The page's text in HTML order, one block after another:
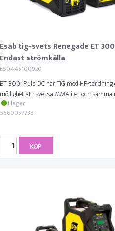
Esab tig-svets Renegade ET
Endast strömkälla
ES0445100920
ET 300i Puls DC har TIG med HF-tändning
möjlighet att svetsa MMA i en och samma
I lager
5560057738
KÖP